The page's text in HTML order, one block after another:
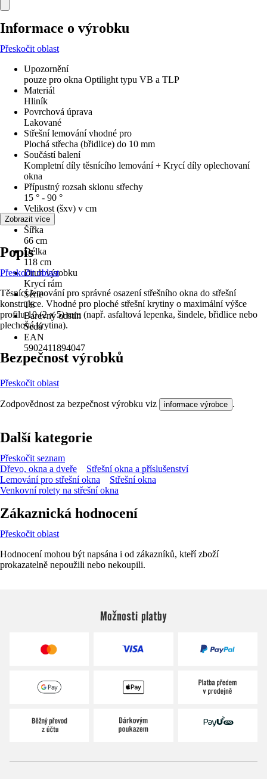
Informace o výrobku
Přeskočit oblast
Upozornění
pouze pro okna Optilight typu VB a TLP
Materiál
Hliník
Povrchová úprava
Lakované
Střešní lemování vhodné pro
Plochá střecha (břidlice) do 10 mm
Součástí balení
Kompletní díly těsnícího lemování + Krycí díly oplechovaní
okna
Přípustný rozsah sklonu střechy
15 ° - 90 °
Velikost (šxv) v cm
66x118
Šířka
66 cm
Délka
118 cm
Druh výrobku
Krycí rám
Série
TS
Barevný odstín
Šedá
EAN
5902411894047
Zobrazit více
Popis
Přeskočit oblast
Těsnící lemování pro správné osazení střešního okna do střešní
konstrukce. Vhodné pro ploché střešní krytiny o maximální výšce
profilu 10 (2 x 5) mm (např. asfaltová lepenka, šindele, břidlice nebo
plechová krytina).
Bezpečnost výrobků
Přeskočit oblast
Zodpovědnost za bezpečnost výrobku viz informace výrobce .
Další kategorie
Přeskočit seznam
Dřevo, okna a dveře
Střešní okna a příslušenství
Lemování pro střešní okna
Střešní okna
Venkovní rolety na střešní okna
Zákaznická hodnocení
Přeskočit oblast
Hodnocení mohou být napsána i od zákazníků, kteří zboží
prokazatelně nepoužili nebo nekoupili.
Možnosti platby